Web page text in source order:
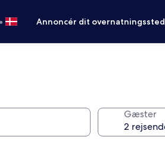
• Annoncér dit overnatningssted
Gæster